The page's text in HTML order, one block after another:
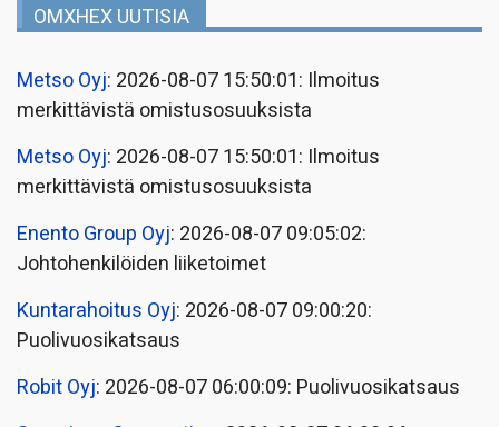
OMXHEX UUTISIA
Metso Oyj: 2026-08-07 15:50:01: Ilmoitus
merkittävistä omistusosuuksista
Metso Oyj: 2026-08-07 15:50:01: Ilmoitus
merkittävistä omistusosuuksista
Enento Group Oyj: 2026-08-07 09:05:02:
Johtohenkilöiden liiketoimet
Kuntarahoitus Oyj: 2026-08-07 09:00:20:
Puolivuosikatsaus
Robit Oyj: 2026-08-07 06:00:09: Puolivuosikatsaus